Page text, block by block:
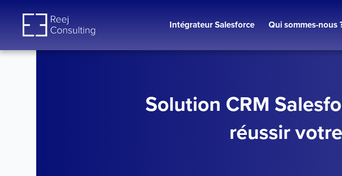
contenu
Intégrateur Salesforce Qui sommes-nous
Solution CRM
réussir